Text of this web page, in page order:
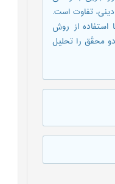
تفاوت است.
از روش
محقّق را تحلیل